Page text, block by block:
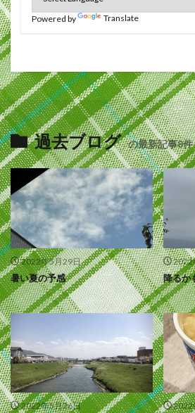
Powered by Translate
過去ブログ の最新記事8件
2022年5月29日
暑い夏の予感
2022
降るか
2022年5月26日 2022